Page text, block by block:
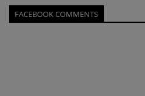
FACEBOOK COMMENTS